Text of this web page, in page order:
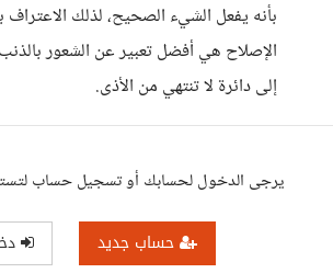
بأنه يفعل الشيء الصحيح، لذلك الاعتراف
الإصلاح هي أفضل تعبير عن الشعور
إلى دائرة لا تنتهي من الأذى.
يرجى الدخول لحسابك أو تسجيل حساب
حساب جديد